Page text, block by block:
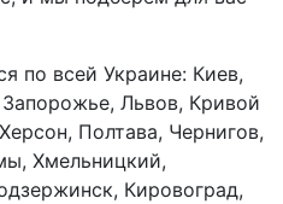
по всей Украине: Киев,
Львов, Кривой
Полтава, Чернигов,
Хмельницкий,
Кировоград,